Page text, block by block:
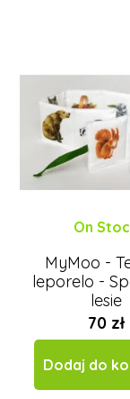
On
MyMoo -
leporelo -
lesie
70 zł
Dodaj do